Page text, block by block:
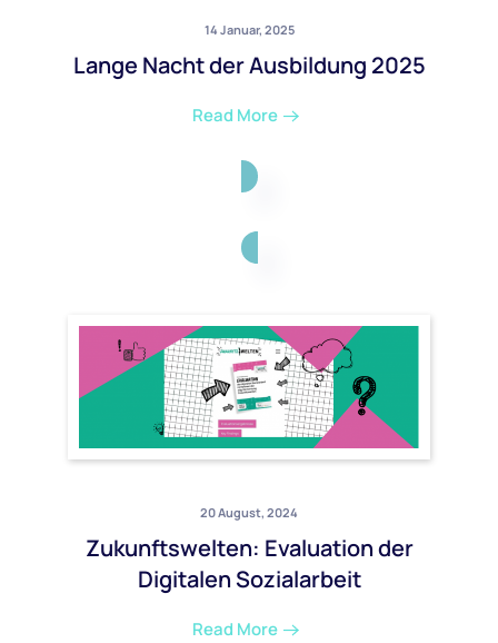
14 Januar, 2025
Lange Nacht der Ausbildung 2025
Read More
20 August, 2024
Zukunftswelten: Evaluation der
Digitalen Sozialarbeit
Read More